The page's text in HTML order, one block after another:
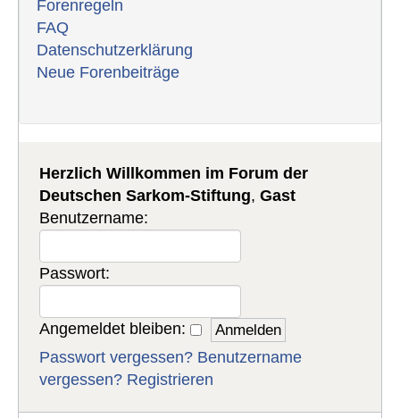
Forenregeln
FAQ
Datenschutzerklärung
Neue Forenbeiträge
Herzlich Willkommen im Forum der
Deutschen Sarkom-Stiftung,Gast
Benutzername:
Passwort:
Angemeldet bleiben:
Passwort vergessen? Benutzername
vergessen? Registrieren